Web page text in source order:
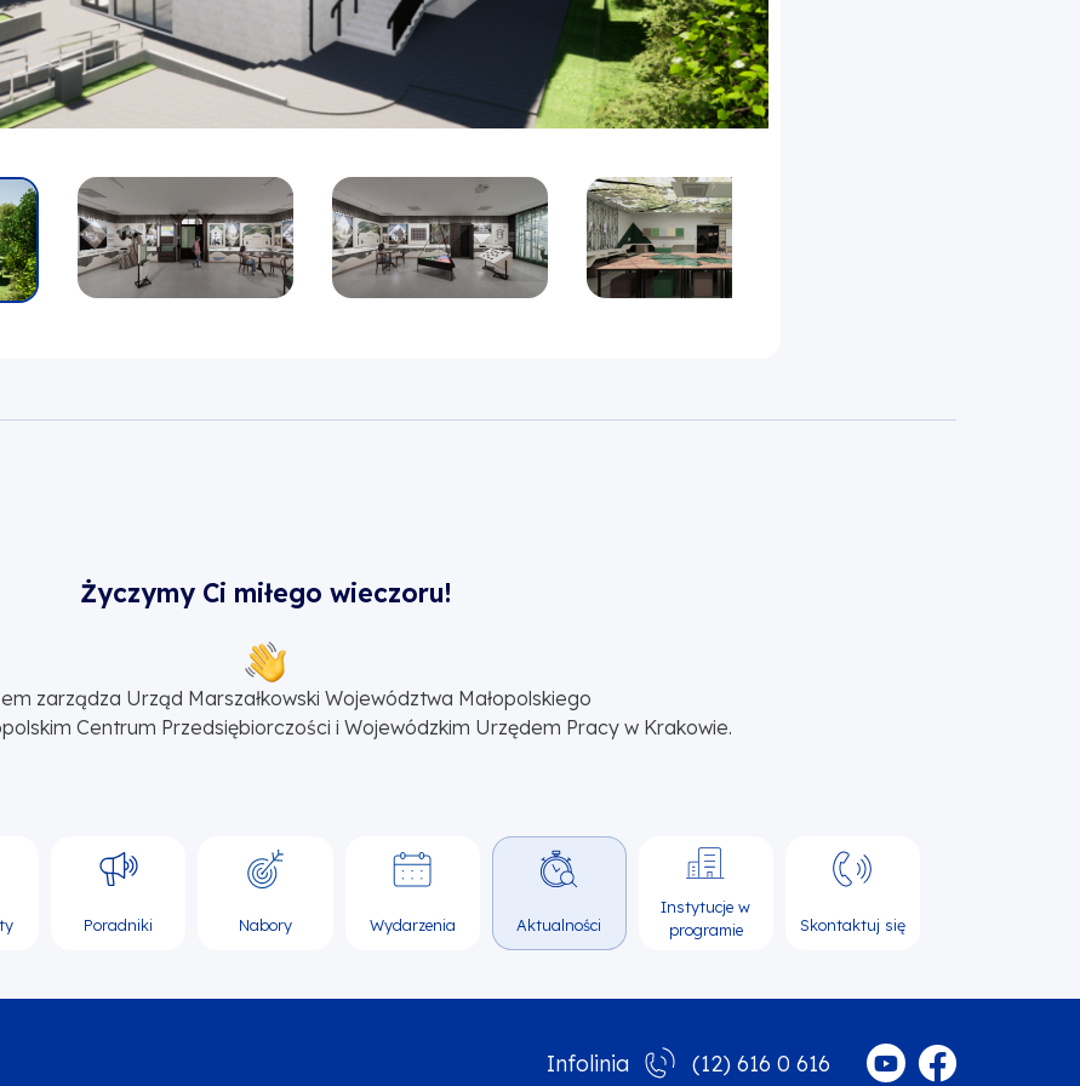
Życzymy Ci miłego wieczoru!
zarządza Urząd Marszałkowski Województwa Małopolskiego
Centrum Przedsiębiorczości i Wojewódzkim Urzędem Pracy w Krakowie.
Poradniki Nabory Wydarzenia Aktualności
Instytucje w
programie
Skontaktuj się
Infolinia (12) 616 0 616